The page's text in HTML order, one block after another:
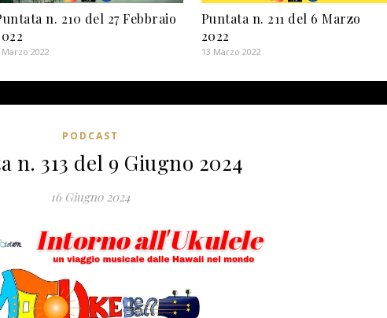
n. 210 del 27 Febbraio
Marzo 2022
Puntata n. 211 del 6 Marzo
2022
13 Marzo 2022
PODCAST
n. 313 del 9 Giugno 2024
16 Giugno 2024